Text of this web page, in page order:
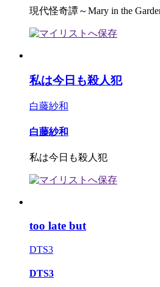
現代怪奇譚～Mary in the
私は今日も殺人犯
白藤紗和
白藤紗和
私は今日も殺人犯
too late but
DTS3
DTS3